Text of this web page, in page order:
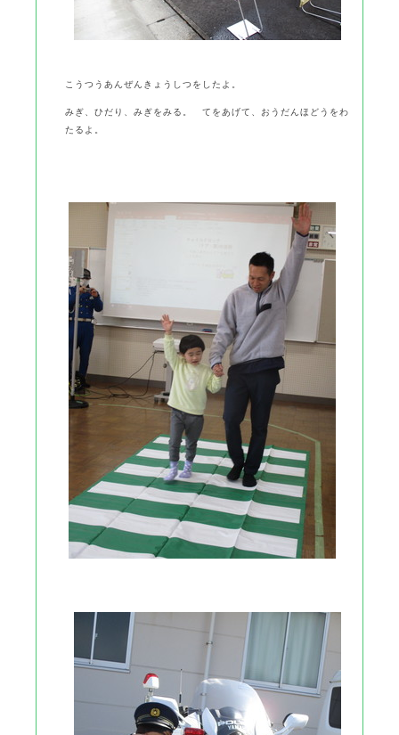
こうつうあんぜんきょうしつをしたよ。
みぎ、ひだり、みぎをみる。 てをあげて、おうだんほどうをわ
たるよ。